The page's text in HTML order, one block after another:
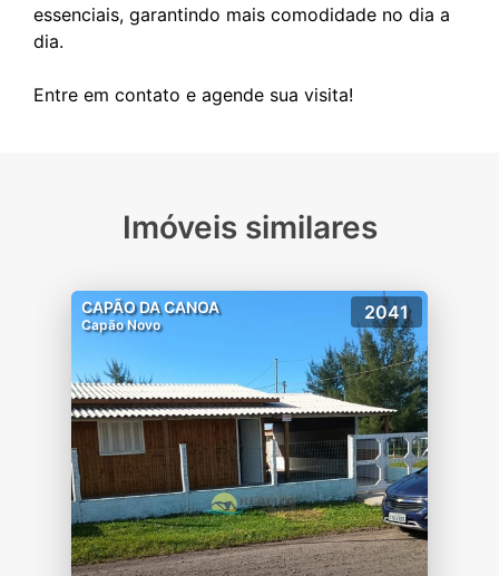
essenciais, garantindo mais comodidade no dia a
dia.
Imóveis similares
CAPÃO DA CANOA
Capão Novo
2041